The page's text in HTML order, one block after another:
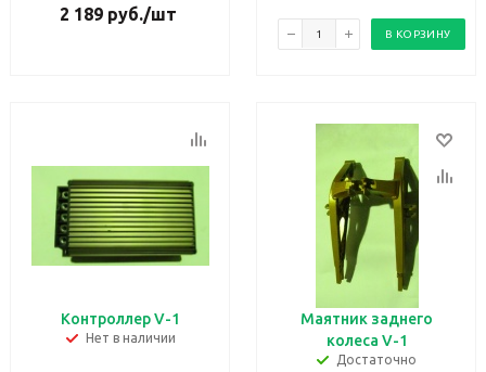
2 189 руб./шт
В КОРЗИНУ
Контроллер V-1
Нет в наличии
Маятник заднего
колеса V-1
Достаточно